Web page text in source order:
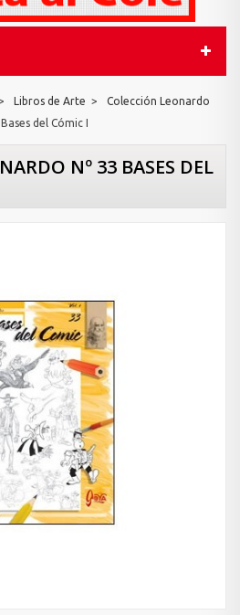
Libros de Arte >
Colección Leonardo
del Cómic I
Nº 33 BASES DEL